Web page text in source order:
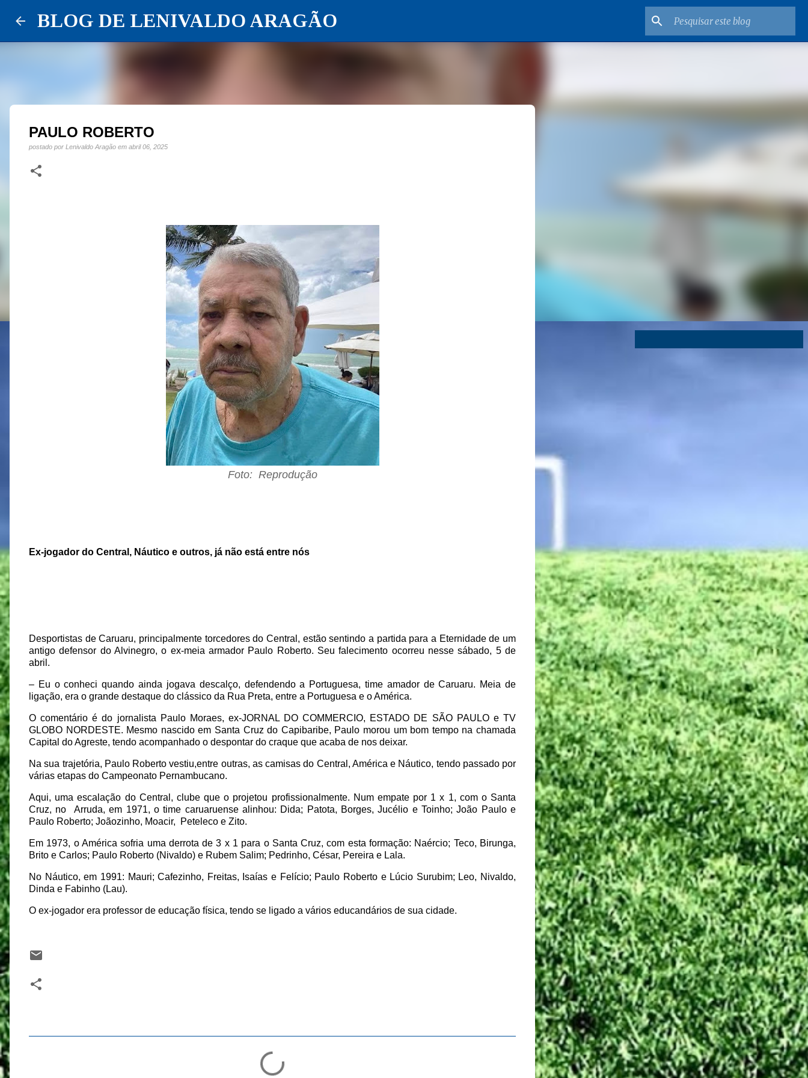
BLOG DE LENIVALDO ARAGÃO
PAULO ROBERTO
postado por Lenivaldo Aragão em abril 06, 2025
Foto: Reprodução
Ex-jogador do Central, Náutico e outros, já não está entre nós
Desportistas de Caruaru, principalmente torcedores do Central, estão sentindo a partida para a Eternidade de um
antigo defensor do Alvinegro, o ex-meia armador Paulo Roberto. Seu falecimento ocorreu nesse sábado, 5 de
abril.
– Eu o conheci quando ainda jogava descalço, defendendo a Portuguesa, time amador de Caruaru. Meia de
ligação, era o grande destaque do clássico da Rua Preta, entre a Portuguesa e o América.
O comentário é do jornalista Paulo Moraes, ex-JORNAL DO COMMERCIO, ESTADO DE SÃO PAULO e TV
GLOBO NORDESTE. Mesmo nascido em Santa Cruz do Capibaribe, Paulo morou um bom tempo na chamada
Capital do Agreste, tendo acompanhado o despontar do craque que acaba de nos deixar.
Na sua trajetória, Paulo Roberto vestiu,entre outras, as camisas do Central, América e Náutico, tendo passado por
várias etapas do Campeonato Pernambucano.
Aqui, uma escalação do Central, clube que o projetou profissionalmente. Num empate por 1 x 1, com o Santa
Cruz, no
Arruda, em 1971, o time caruaruense alinhou: Dida; Patota, Borges, Jucélio e Toinho; João Paulo e
Paulo Roberto; Joãozinho, Moacir,
Peteleco e Zito.
Em 1973, o América sofria uma derrota de 3 x 1 para o Santa Cruz, com esta formação: Naércio; Teco, Birunga,
Brito e Carlos; Paulo Roberto (Nivaldo) e Rubem Salim; Pedrinho, César, Pereira e Lala.
No Náutico, em 1991: Mauri; Cafezinho, Freitas, Isaías e Felício; Paulo Roberto e Lúcio Surubim; Leo, Nivaldo,
Dinda e Fabinho (Lau).
O ex-jogador era professor de educação física, tendo se ligado a vários educandários de sua cidade.